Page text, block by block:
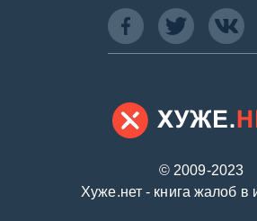
© 2009-2023
Хуже.нет - книга жалоб в